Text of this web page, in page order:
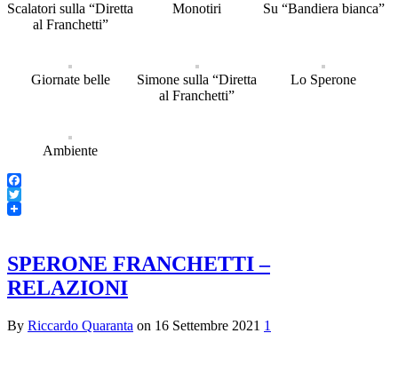
Scalatori sulla “Diretta
al Franchetti”
Monotiri Su “Bandiera bianca”
Giornate belle
Simone sulla “Diretta
al Franchetti”
Lo Sperone
Ambiente
Facebook
Twitter
SPERONE FRANCHETTI –
RELAZIONI
By Riccardo Quaranta on 16 Settembre 2021 1